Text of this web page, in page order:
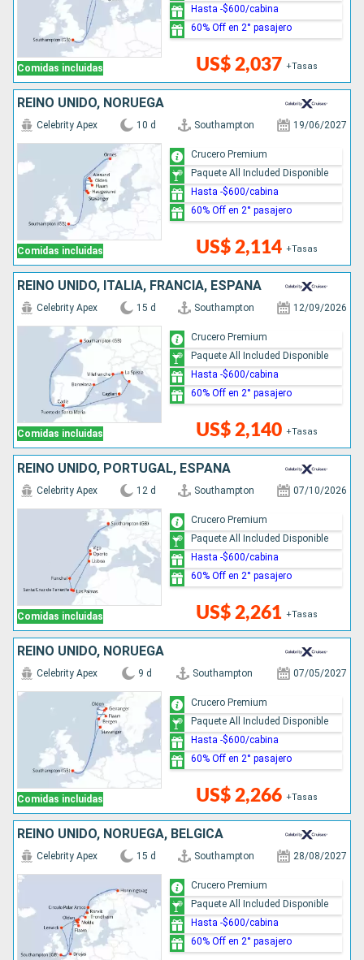
Comidas incluidas US$ 2,037 +Tasas
Hasta -$600/cabina
60% Off en 2° pasajero
REINO UNIDO, NORUEGA
Comidas incluidas
Celebrity Apex 10 d Southampton 19/06/2027
US$ 2,114 +Tasas
Crucero Premium
Paquete All Included Disponible
Hasta -$600/cabina
60% Off en 2° pasajero
REINO UNIDO, ITALIA, FRANCIA, ESPAÑA
Comidas incluidas
Celebrity Apex 15 d Southampton 12/09/2026
US$ 2,140 +Tasas
Crucero Premium
Paquete All Included Disponible
Hasta -$600/cabina
60% Off en 2° pasajero
REINO UNIDO, PORTUGAL, ESPAÑA
Comidas incluidas
Celebrity Apex 12 d Southampton 07/10/2026
US$ 2,261 +Tasas
Crucero Premium
Paquete All Included Disponible
Hasta -$600/cabina
60% Off en 2° pasajero
REINO UNIDO, NORUEGA
Comidas incluidas
Celebrity Apex 9 d Southampton 07/05/2027
US$ 2,266 +Tasas
Crucero Premium
Paquete All Included Disponible
Hasta -$600/cabina
60% Off en 2° pasajero
REINO UNIDO, NORUEGA, BÉLGICA
Celebrity Apex 15 d Southampton 28/08/2027
Crucero Premium
Paquete All Included Disponible
Hasta -$600/cabina
60% Off en 2° pasajero